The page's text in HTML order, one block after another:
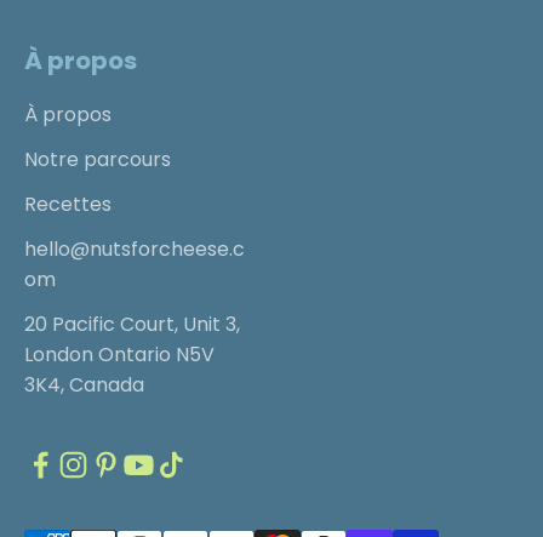
À propos
À propos
Notre parcours
Recettes
hello@nutsforcheese.c
om
20 Pacific Court, Unit 3,
London Ontario N5V
3K4, Canada